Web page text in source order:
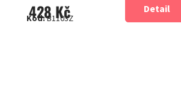
428 Kč
cena:
Detail
Kód:B1103Z